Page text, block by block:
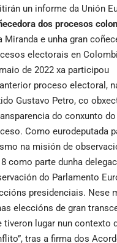
un informe da Unión
dos procesos
Miranda e unha gran
electorais en
de 2022 xa participou
proceso electoral,
Gustavo Petro, co
do conxunto do
Como eurodeputada
na misión de
como parte dunha
do Parlamento
presidenciais. Nese
eleccións de gran
tiveron lugar nun contexto
tras a firma dos